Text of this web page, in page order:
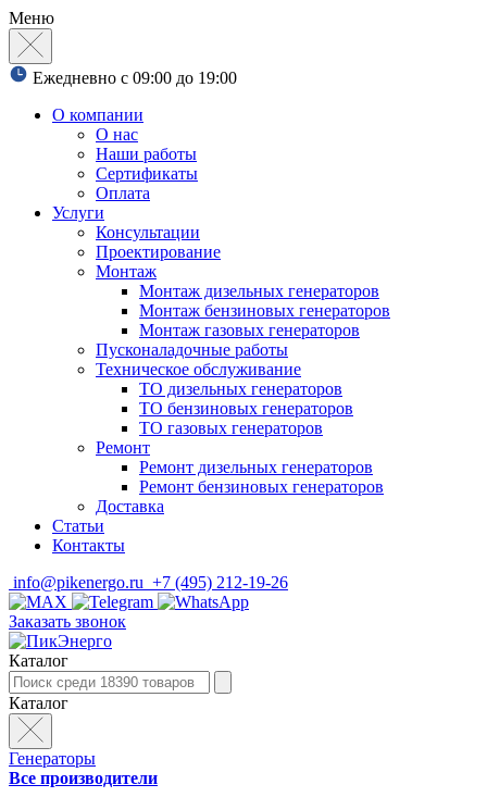
Меню
Ежедневно с 09:00 до 19:00
О компании
О нас
Наши работы
Сертификаты
Оплата
Услуги
Консультации
Проектирование
Монтаж
Монтаж дизельных генераторов
Монтаж бензиновых генераторов
Монтаж газовых генераторов
Пусконаладочные работы
Техническое обслуживание
ТО дизельных генераторов
ТО бензиновых генераторов
ТО газовых генераторов
Ремонт
Ремонт дизельных генераторов
Ремонт бензиновых генераторов
Доставка
Статьи
Контакты
info@pikenergo.ru +7 (495) 212-19-26
Заказать звонок
Каталог
Каталог
Генераторы
Все производители